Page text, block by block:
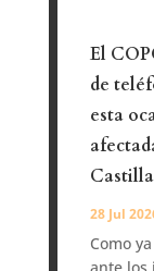
El
de
esta
28 Jul
Como